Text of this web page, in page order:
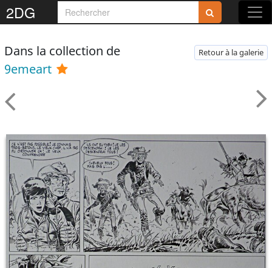
2DG
Dans la collection de
9emeart
Retour à la galerie